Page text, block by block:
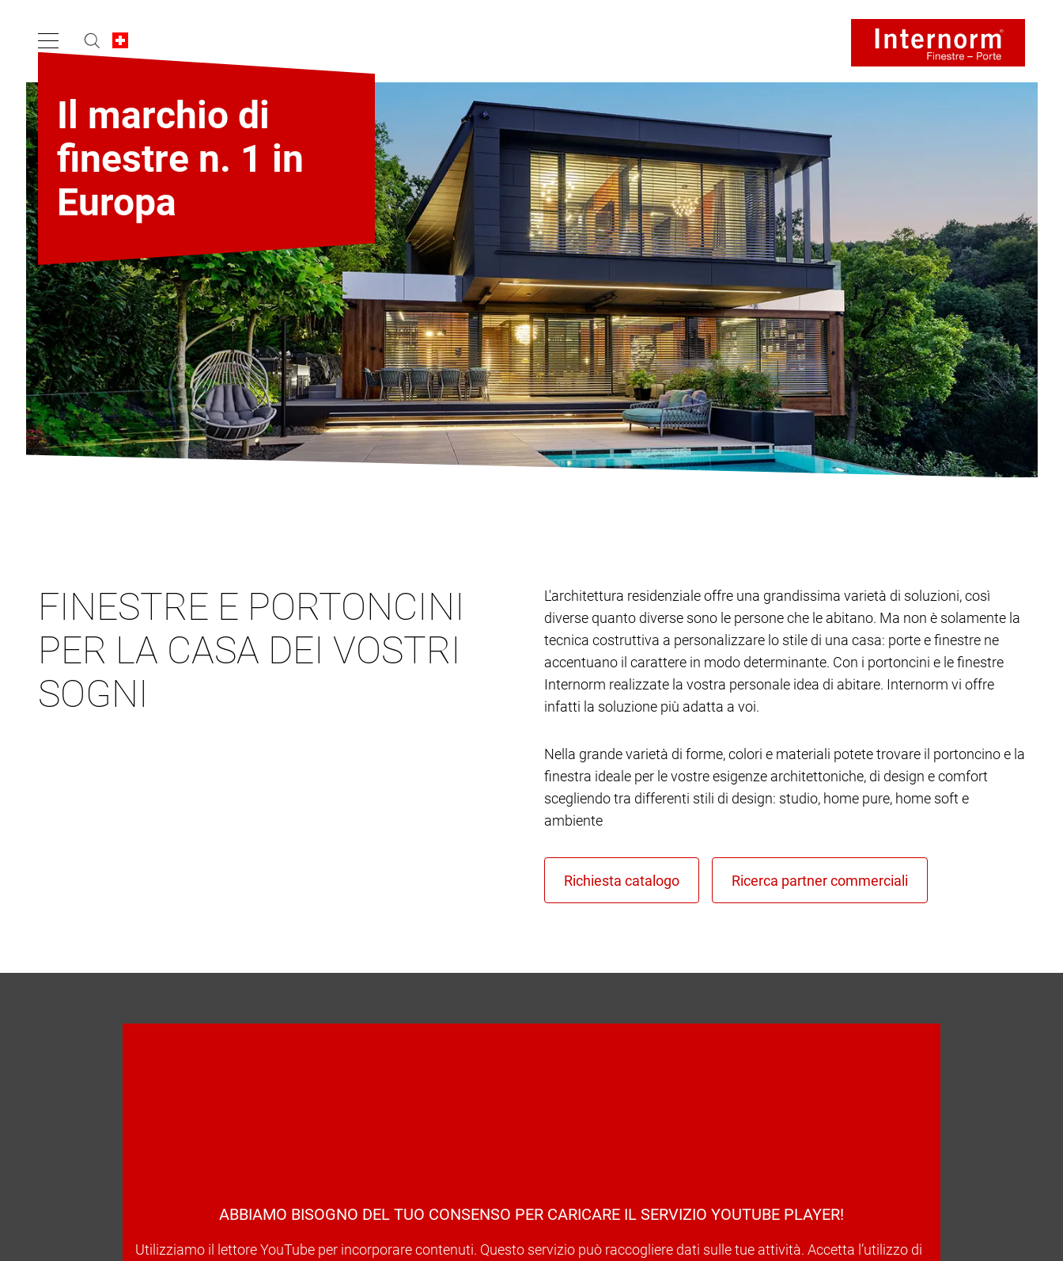
Il marchio di
finestre n. 1 in
Europa
FINESTRE E PORTONCINI
PER LA CASA DEI VOSTRI
SOGNI
L'architettura residenziale offre una grandissima varietà di soluzioni, così
diverse quanto diverse sono le persone che le abitano. Ma non è solamente la
tecnica costruttiva a personalizzare lo stile di una casa: porte e finestre ne
accentuano il carattere in modo determinante. Con i portoncini e le finestre
Internorm realizzate la vostra personale idea di abitare. Internorm vi offre
infatti la soluzione più adatta a voi.
Nella grande varietà di forme, colori e materiali potete trovare il portoncino e la
finestra ideale per le vostre esigenze architettoniche, di design e comfort
scegliendo tra differenti stili di design: studio, home pure, home soft e
ambiente
ABBIAMO BISOGNO DEL TUO CONSENSO PER CARICARE IL SERVIZIO YOUTUBE PLAYER!
Utilizziamo il lettore YouTube per incorporare contenuti. Questo servizio può raccogliere dati sulle tue attività. Accetta l’utilizzo di